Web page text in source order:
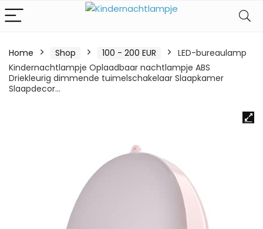
Home Shop 100 - 200 EUR
LED-bureaulamp
Kindernachtlampje Oplaadbaar nachtlampje ABS
Driekleurig dimmende tuimelschakelaar Slaapkamer
Slaapdecor…